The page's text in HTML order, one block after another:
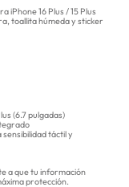
iPhone 16 Plus / 15 Plus
toallita húmeda y sticker
(6.7 pulgadas)
táctil y
a que tu información
protección.